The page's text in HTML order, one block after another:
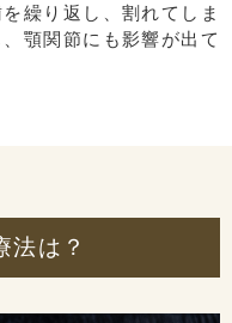
繰り返し、割れてしま
顎関節にも影響が出て
法は？